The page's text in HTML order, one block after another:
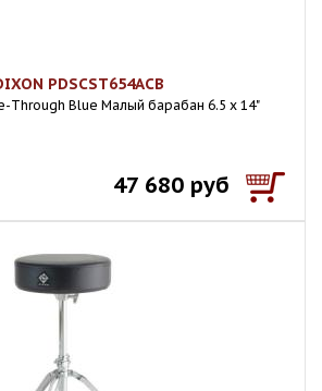
PDSCST654ACB
Through Blue Малый барабан 6.5 x 14"
47 680 руб